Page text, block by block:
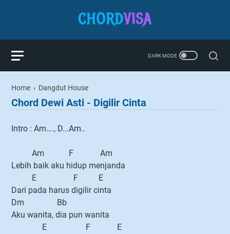
Home › Dangdut House
Chord Dewi Asti - Digilir Cinta
Intro : Am…., D...Am..
Am F Am
Lebih baik aku hidup menjanda
E F E
Dari pada harus digilir cinta
Dm Bb
Aku wanita, dia pun wanita
E F E